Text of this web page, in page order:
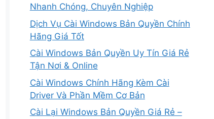
Nhanh Chóng, Chuyên Nghiệp
Dịch Vụ Cài Windows Bản Quyền Chính
Hãng Giá Tốt
Cài Windows Bản Quyền Uy Tín Giá Rẻ
Tận Nơi & Online
Cài Windows Chính Hãng Kèm Cài
Driver Và Phần Mềm Cơ Bản
Cài Lại Windows Bản Quyền Giá Rẻ –